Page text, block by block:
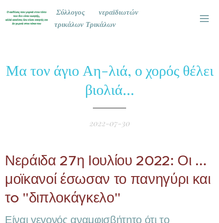
Σύλλογος νεραϊδιωτών
τρικάλων Τρικάλων
Μα τον άγιο Αη-λιά, ο χορός θέλει
βιολιά...
2022-07-30
Νεράιδα 27η Ιουλίου 2022: Οι ...
μοϊκανοί έσωσαν το πανηγύρι και
τo "διπλοκάγκελο"
Είναι γεγονός αναμφισβήτητο ότι το